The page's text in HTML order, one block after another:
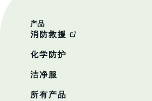
产品
消防救援
化学防护
洁净服
所有产品